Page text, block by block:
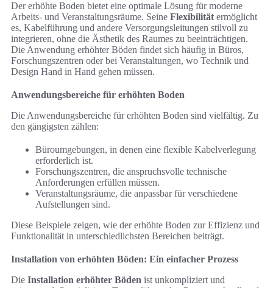
Der erhöhte Boden bietet eine optimale Lösung für moderne
Arbeits- und Veranstaltungsräume. Seine Flexibilität ermöglicht
es, Kabelführung und andere Versorgungsleitungen stilvoll zu
integrieren, ohne die Ästhetik des Raumes zu beeinträchtigen.
Die Anwendung erhöhter Böden findet sich häufig in Büros,
Forschungszentren oder bei Veranstaltungen, wo Technik und
Design Hand in Hand gehen müssen.
Anwendungsbereiche für erhöhten Boden
Die Anwendungsbereiche für erhöhten Boden sind vielfältig. Zu
den gängigsten zählen:
Büroumgebungen, in denen eine flexible Kabelverlegung
erforderlich ist.
Forschungszentren, die anspruchsvolle technische
Anforderungen erfüllen müssen.
Veranstaltungsräume, die anpassbar für verschiedene
Aufstellungen sind.
Diese Beispiele zeigen, wie der erhöhte Boden zur Effizienz und
Funktionalität in unterschiedlichsten Bereichen beiträgt.
Installation von erhöhten Böden: Ein einfacher Prozess
Die Installation erhöhter Böden ist unkompliziert und